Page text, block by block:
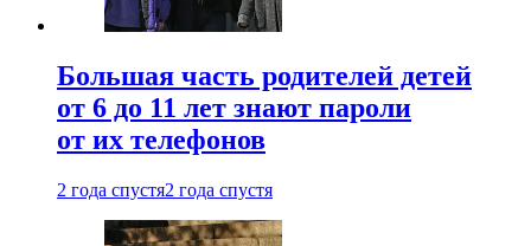
Большая часть родителей детей
от 6 до 11 лет знают пароли
от их телефонов
2 года спустя2 года спустя